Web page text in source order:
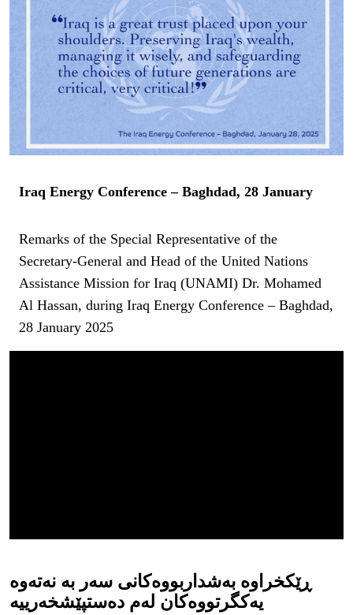
Iraq Energy Conference – Baghdad, 28 January
Remarks of the Special Representative of the
Secretary-General and Head of the United Nations
Assistance Mission for Iraq (UNAMI) Dr. Mohamed
Al Hassan, during Iraq Energy Conference – Baghdad,
28 January 2025
ڕێکخراوە بەشداربووەکانی سەر بە نەتەوە
یەکگرتووەکان لەم دەستپێشخەرییە